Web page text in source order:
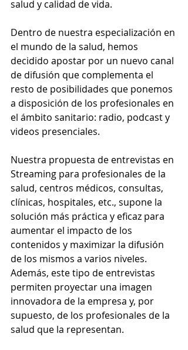
salud y calidad de vida.
Dentro de nuestra especialización en
el mundo de la salud, hemos
decidido apostar por un nuevo canal
de difusión que complementa el
resto de posibilidades que ponemos
a disposición de los profesionales en
el ámbito sanitario: radio, podcast y
videos presenciales.
Nuestra propuesta de entrevistas en
Streaming para profesionales de la
salud, centros médicos, consultas,
clínicas, hospitales, etc., supone la
solución más práctica y eficaz para
aumentar el impacto de los
contenidos y maximizar la difusión
de los mismos a varios niveles.
Además, este tipo de entrevistas
permiten proyectar una imagen
innovadora de la empresa y, por
supuesto, de los profesionales de la
salud que la representan.